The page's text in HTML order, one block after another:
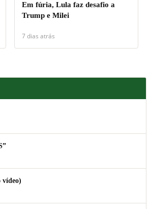
Em fúria, Lula faz desafio a
Trump e Milei
7 dias atrás
vídeo)